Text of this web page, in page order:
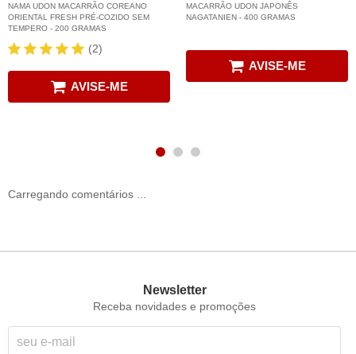
NAMA UDON MACARRÃO COREANO
ORIENTAL FRESH PRÉ-COZIDO SEM
TEMPERO - 200 GRAMAS
(2)
AVISE-ME
MACARRÃO UDON JAPONÊS
NAGATANIEN - 400 GRAMAS
AVISE-ME
Carregando comentários ...
Newsletter
Receba novidades e promoções